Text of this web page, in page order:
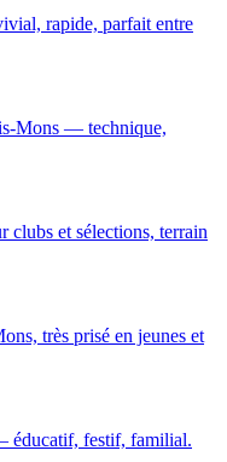
rapide, parfait entre
Mons — technique,
et sélections, terrain
très prisé en jeunes et
éducatif, festif, familial.